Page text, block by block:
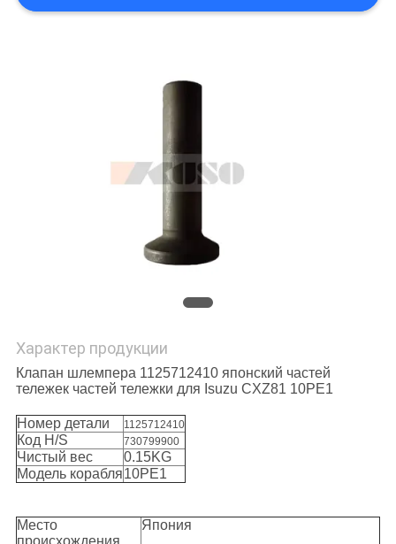
PRIVACY
Характер продукции
Клапан шлемпера 1125712410 японский частей
тележек частей тележки для Isuzu CXZ81 10PE1
Номер детали 1125712410
Код H/S 730799900
Чистый вес
0.15KG
Модель корабля10PE1
Место
Япония